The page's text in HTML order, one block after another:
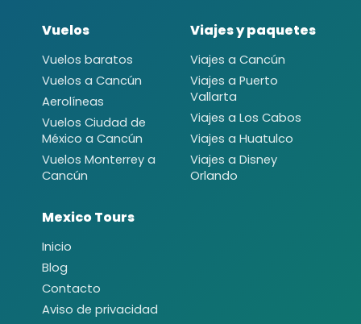
Vuelos
Vuelos baratos
Vuelos a Cancún
Aerolíneas
Vuelos Ciudad de
México a Cancún
Vuelos Monterrey a
Cancún
Viajes y paquetes
Viajes a Cancún
Viajes a Puerto
Vallarta
Viajes a Los Cabos
Viajes a Huatulco
Viajes a Disney
Orlando
Mexico Tours
Inicio
Blog
Contacto
Aviso de privacidad